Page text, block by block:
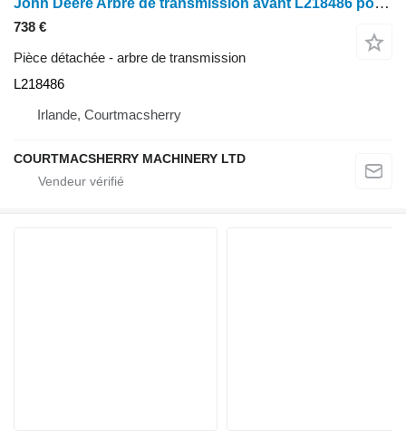
738 €
Pièce détachée - arbre de transmission
L218486
Irlande, Courtmacsherry
COURTMACSHERRY MACHINERY LTD